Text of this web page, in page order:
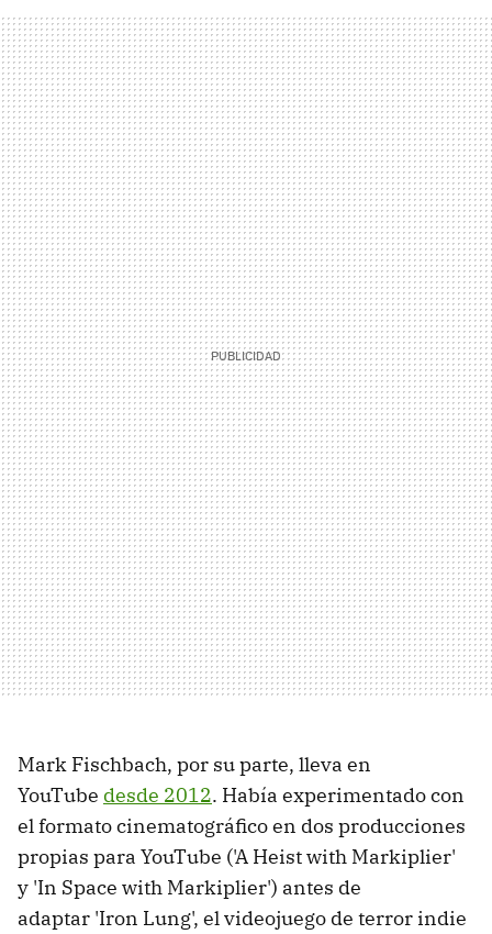
Mark Fischbach, por su parte, lleva en
YouTube desde 2012. Había experimentado con
el formato cinematográfico en dos producciones
propias para YouTube ('A Heist with Markiplier'
y 'In Space with Markiplier') antes de
adaptar 'Iron Lung', el videojuego de terror indie